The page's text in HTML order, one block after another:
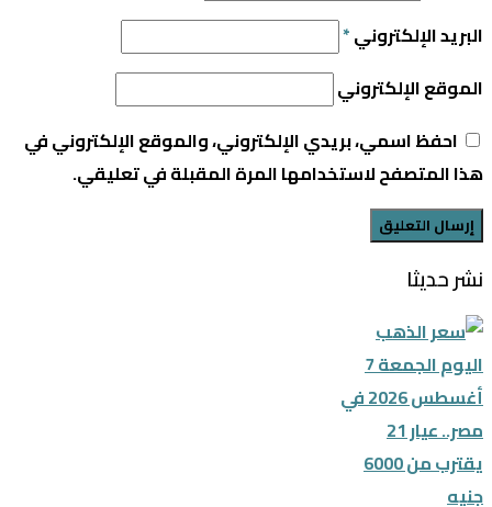
البريد الإلكتروني*
الموقع الإلكتروني
احفظ اسمي، بريدي الإلكتروني، والموقع الإلكتروني في
هذا المتصفح لاستخدامها المرة المقبلة في تعليقي.
نشر حديثا